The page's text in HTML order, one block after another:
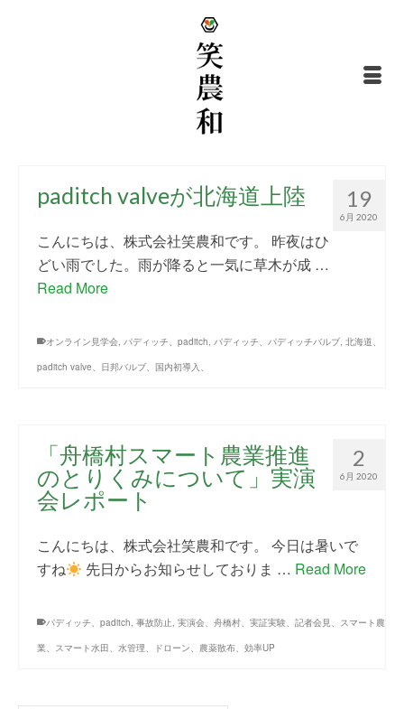
19
6月 2020
paditch valveが北海道上陸
こんにちは、株式会社笑農和です。 昨夜はひ
どい雨でした。雨が降ると一気に草木が成 …
Read More
オンライン見学会, パディッチ、paditch, パディッチ、パディッチバルブ, 北海道、
paditch valve、日邦バルブ、国内初導入、
2
6月 2020
「舟橋村スマート農業推進
のとりくみについて」実演
会レポート
こんにちは、株式会社笑農和です。 今日は暑いで
すね
先日からお知らせしておりま … Read More
パディッチ、paditch, 事故防止, 実演会、舟橋村、実証実験、記者会見、スマート農
業、スマート水田、水管理、ドローン、農薬散布、効率UP